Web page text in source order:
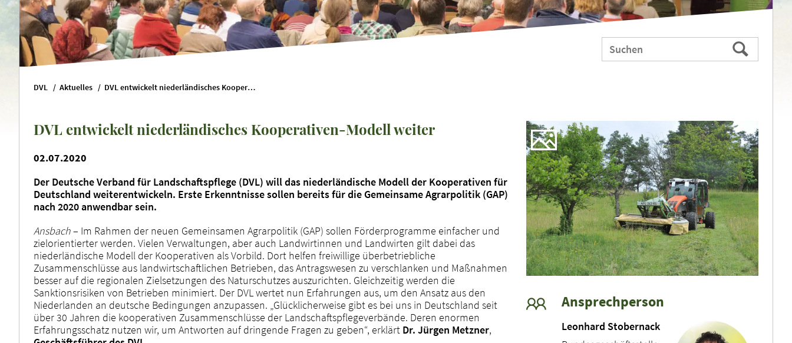
Webauftritt
durchsuchen
Suchen
DVL Aktuelles DVL entwickelt niederländisches Kooperativen-Modell weiter
DVL entwickelt niederländisches Kooperativen-Modell weiter
02.07.2020
Der Deutsche Verband für Landschaftspflege (DVL) will das niederländische Modell der Kooperativen für
Deutschland weiterentwickeln. Erste Erkenntnisse sollen bereits für die Gemeinsame Agrarpolitik (GAP)
nach 2020 anwendbar sein.
Ansbach– Im Rahmen der neuen Gemeinsamen Agrarpolitik (GAP) sollen Förderprogramme einfacher und
zielorientierter werden. Vielen Verwaltungen, aber auch Landwirtinnen und Landwirten gilt dabei das
niederländische Modell der Kooperativen als Vorbild. Dort helfen freiwillige überbetriebliche
Zusammenschlüsse aus landwirtschaftlichen Betrieben, das Antragswesen zu verschlanken und Maßnahmen
besser auf die regionalen Zielsetzungen des Naturschutzes auszurichten. Gleichzeitig werden die
Sanktionsrisiken von Betrieben minimiert. Der DVL wertet nun Erfahrungen aus, um den Ansatz aus den
Niederlanden an deutsche Bedingungen anzupassen. „Glücklicherweise gibt es bei uns in Deutschland seit
über 30 Jahren die kooperativen Zusammenschlüsse der Landschaftspflegeverbände. Deren enormen
Erfahrungsschatz nutzen wir, um Antworten auf dringende Fragen zu geben“, erklärt Dr. Jürgen Metzner,
Ansprechperson
Leonhard Stobernack